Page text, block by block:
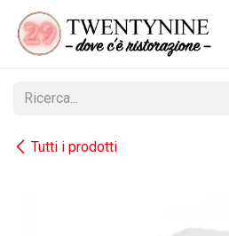
Passa al contenuto
Tutti i prodotti